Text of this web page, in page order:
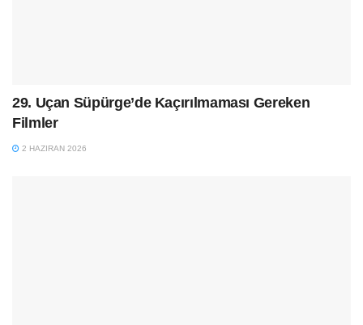
29. Uçan Süpürge’de Kaçırılmaması Gereken
Filmler
2 HAZIRAN 2026